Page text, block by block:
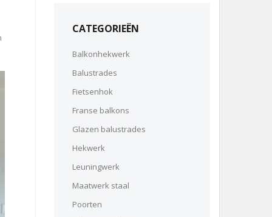
CATEGORIEËN
Balkonhekwerk
Balustrades
Fietsenhok
Franse balkons
Glazen balustrades
Hekwerk
Leuningwerk
Maatwerk staal
Poorten